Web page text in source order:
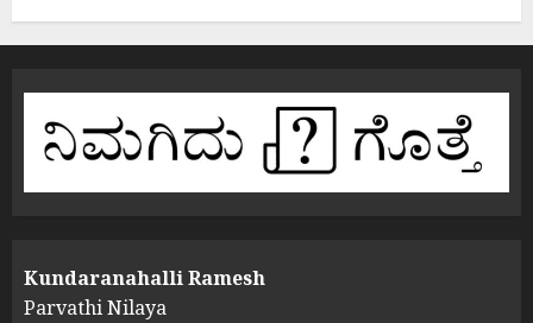
Kundaranahalli Ramesh
Parvathi Nilaya